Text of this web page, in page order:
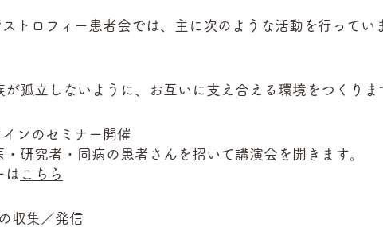
トロフィー患者会では、主に次のような活動を行ってい
が孤立しないように、お互いに支え合える環境をつくりま
ンのセミナー開催
・研究者・同病の患者さんを招いて講演会を開きます。
は こちら
収集／発信